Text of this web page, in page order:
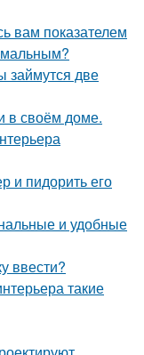
вам показателем
займутся две
в своём доме.
и пидорить его
и удобные
ввести?
такие